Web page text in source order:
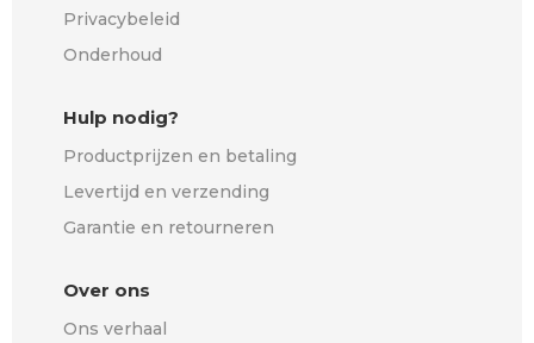
Privacybeleid
Onderhoud
Hulp nodig?
Productprijzen en betaling
Levertijd en verzending
Garantie en retourneren
Over ons
Ons verhaal